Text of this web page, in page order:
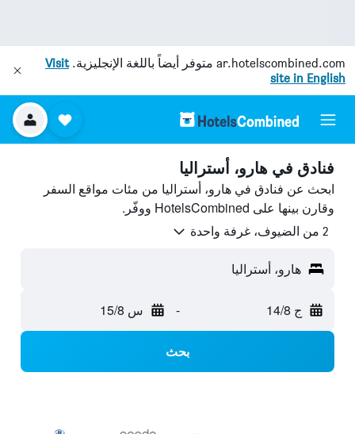
ar.hotelscombined.com متوفر أيضاً باللغة الإنجليزية.Visit
site in English
فنادق في هارو، أستراليا
ابحث عن فنادق في هارو، أستراليا من مئات مواقع السفر
وقارن بينها على HotelsCombined ووفّر.
2 من الضيوف، غرفة واحدة
هارو، أستراليا
ج 14/8 - س 15/8
بحث